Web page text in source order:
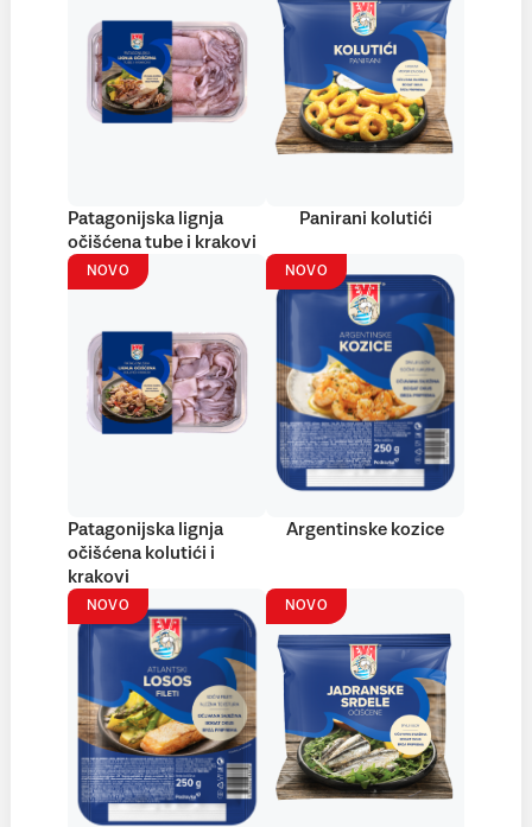
Patagonijska lignja
očišćena tube i krakovi
Panirani kolutići
NOVO
Patagonijska lignja
očišćena kolutići i
krakovi
NOVO
Argentinske kozice
NOVO NOVO